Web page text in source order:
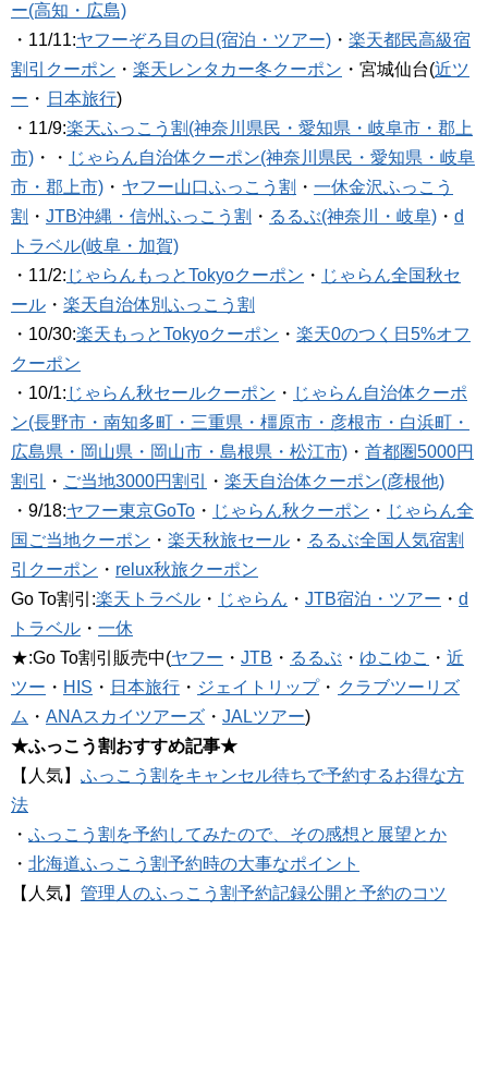
ー(高知・広島)
・11/11:ヤフーぞろ目の日(宿泊・ツアー) ・ 楽天都民高級宿
割引クーポン ・ 楽天レンタカー冬クーポン ・宮城仙台(近ツ
ー ・ 日本旅行)
・11/9:楽天ふっこう割(神奈川県民・愛知県・岐阜市・郡上
市) ・・ じゃらん自治体クーポン(神奈川県民・愛知県・岐阜
市・郡上市) ・ ヤフー山口ふっこう割 ・ 一休金沢ふっこう
割 ・ JTB沖縄・信州ふっこう割 ・ るるぶ(神奈川・岐阜) ・ d
トラベル(岐阜・加賀)
・11/2: じゃらんもっとTokyoクーポン ・ じゃらん全国秋セ
ール ・ 楽天自治体別ふっこう割
・10/30:楽天もっとTokyoクーポン ・ 楽天0のつく日5%オフ
クーポン
・10/1: じゃらん秋セールクーポン ・ じゃらん自治体クーポ
ン(長野市・南知多町・三重県・橿原市・彦根市・白浜町・
広島県・岡山県・岡山市・島根県・松江市) ・ 首都圏5000円
割引
・ ご当地3000円割引 ・ 楽天自治体クーポン(彦根他)
・9/18:ヤフー東京GoTo ・ じゃらん秋クーポン ・ じゃらん全
国ご当地クーポン ・ 楽天秋旅セール ・ るるぶ全国人気宿割
引クーポン ・ relux秋旅クーポン
Go To割引:楽天トラベル ・ じゃらん ・ JTB宿泊・ツアー ・ d
トラベル ・ 一休
★:Go To割引販売中(ヤフー ・ JTB ・ るるぶ ・ ゆこゆこ ・ 近
ツー ・ HIS ・ 日本旅行 ・ ジェイトリップ・ クラブツーリズ
ム ・ ANAスカイツアーズ ・ JALツアー)
★ふっこう割おすすめ記事★
【人気】 ふっこう割をキャンセル待ちで予約するお得な方
法
・ ふっこう割を予約してみたので、その感想と展望とか
・ 北海道ふっこう割予約時の大事なポイント
【人気】 管理人のふっこう割予約記録公開と予約のコツ